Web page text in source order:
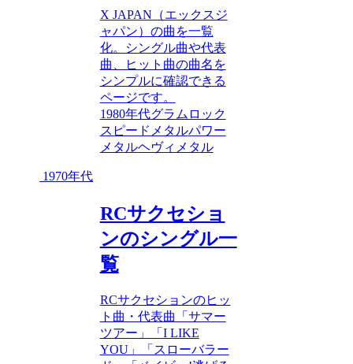
X JAPAN（エックスジ
ャパン）の曲を一覧
化。シングル曲や代表
曲、ヒット曲の曲名を
シンプルに確認できる
ページです。
1980年代グラムロック
スピードメタルパワー
メタルヘヴィメタル
1970年代
RCサクセショ
ンのシングル一
覧
RCサクセションのヒッ
ト曲・代表曲「サマー
ツアー」「I LIKE
YOU」「スローバラー